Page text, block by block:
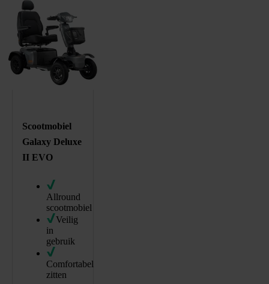
Scootmobiel
Galaxy Deluxe
II EVO
Allround
scootmobiel
Veilig
in
gebruik
Comfortabel
zitten